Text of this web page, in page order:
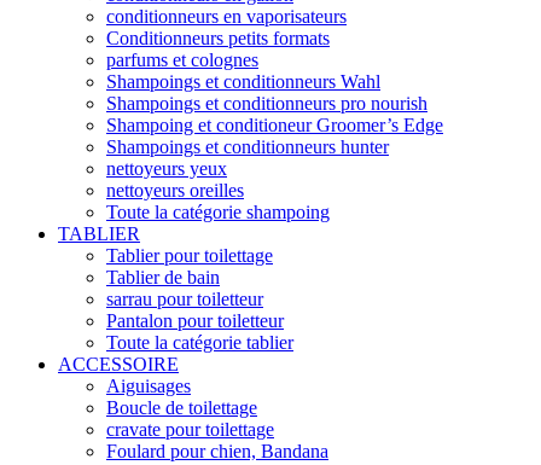
conditionneurs en vaporisateurs
Conditionneurs petits formats
parfums et colognes
Shampoings et conditionneurs Wahl
Shampoings et conditionneurs pro nourish
Shampoing et conditioneur Groomer’s Edge
Shampoings et conditionneurs hunter
nettoyeurs yeux
nettoyeurs oreilles
Toute la catégorie shampoing
TABLIER
Tablier pour toilettage
Tablier de bain
sarrau pour toiletteur
Pantalon pour toiletteur
Toute la catégorie tablier
ACCESSOIRE
Aiguisages
Boucle de toilettage
cravate pour toilettage
Foulard pour chien, Bandana